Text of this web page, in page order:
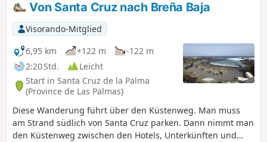
Von Santa Cruz nach Breña Baja
Visorando-Mitglied
6,95 km
+122 m
-122 m
2:20 Std.
Leicht
Start in Santa Cruz de la Palma
(Province de Las Palmas)
Diese Wanderung führt über den Küstenweg. Man muss
am Strand südlich von Santa Cruz parken. Dann nimmt man
den Küstenweg zwischen den Hotels, Unterkünften und